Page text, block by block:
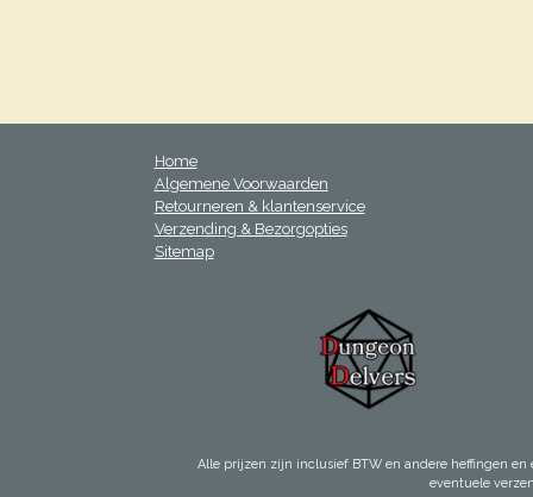
Home
Algemene Voorwaarden
Retourneren & klantenservice
Verzending & Bezorgopties
Sitemap
Alle prijzen zijn inclusief BTW en andere heffingen en
eventuele